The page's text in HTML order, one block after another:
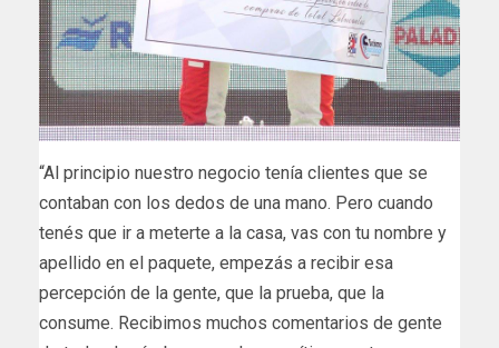
“Al principio nuestro negocio tenía clientes que se
contaban con los dedos de una mano. Pero cuando
tenés que ir a meterte a la casa, vas con tu nombre y
apellido en el paquete, empezás a recibir esa
percepción de la gente, que la prueba, que la
consume. Recibimos muchos comentarios de gente